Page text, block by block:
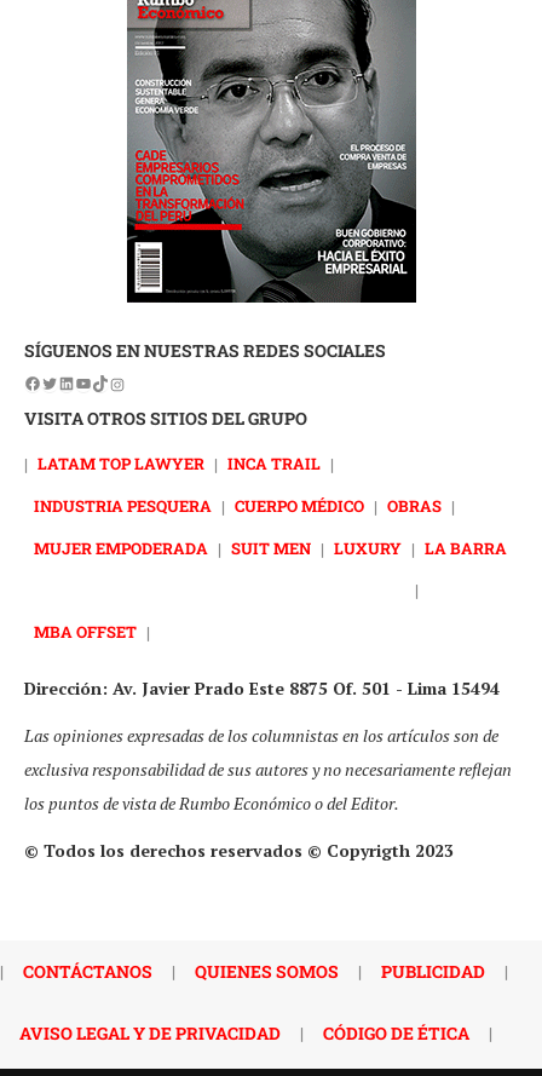
SÍGUENOS EN NUESTRAS REDES SOCIALES
VISITA OTROS SITIOS DEL GRUPO
| LATAM TOP LAWYER | INCA TRAIL |
INDUSTRIA PESQUERA | CUERPO MÉDICO | OBRAS |
MUJER EMPODERADA | SUIT MEN | LUXURY | LA BARRA
|
MBA OFFSET |
Dirección: Av. Javier Prado Este 8875 Of. 501 - Lima 15494
Las opiniones expresadas de los columnistas en los artículos son de
exclusiva responsabilidad de sus autores y no necesariamente reflejan
los puntos de vista de Rumbo Económico o del Editor.
© Todos los derechos reservados © Copyrigth 2023
| CONTÁCTANOS | QUIENES SOMOS | PUBLICIDAD |
AVISO LEGAL Y DE PRIVACIDAD | CÓDIGO DE ÉTICA |